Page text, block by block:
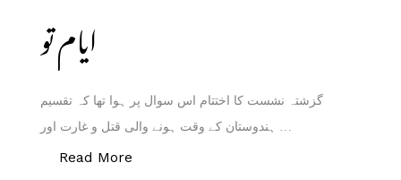
ایام تو
گزشتہ نشست کا اختتام اس سوال پر ہوا تھا کہ تقسیم
ہندوستان کے وقت ہونے والی قتل و غارت اور …
Read More